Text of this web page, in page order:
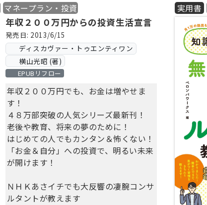
金と向き合い、マネジメントする力で
す。
この「貯める力」こそがお金のすべての
力の基本であり、土台です。
「お金を増やしたい」「一生お金に困ら
ないようになりたい」「経済的自由がほ
しい」と思ったら、まずは「貯める力」
が最初の一歩なのです。
【目次】
１章 あなたの人生を豊かにする「貯め
る力」のすごさ
２章 あなたが貯金できない理由
３章 明日から変われる！貯金体質トレ
４章 90日プログラムで貯める力を１
０倍アップ
マネープラン・投資
年収２００万円からの投資生活宣言
発売日: 2013/6/15
ディスカヴァー・トゥエンティワン
横山光昭 (著)
EPUBリフロー
年収２００万円でも、お金は増やせま
す！
４８万部突破の人気シリーズ最新刊！
老後や教育、将来の夢のために！
はじめての人でもカンタン＆怖くない！
「お金＆自分」への投資で、明るい未来
が開けます！
ＮＨＫあさイチでも大反響の凄腕コンサ
ルタントが教えます
実用書